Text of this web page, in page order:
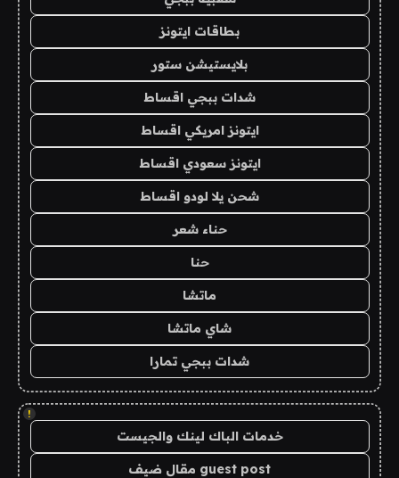
بطاقات ايتونز
بلايستيشن ستور
شدات ببجي اقساط
ايتونز امريكي اقساط
ايتونز سعودي اقساط
شحن يلا لودو اقساط
حناء شعر
حنا
ماتشا
شاي ماتشا
شدات ببجي تمارا
!
خدمات الباك لينك والجيست
guest post مقال ضيف